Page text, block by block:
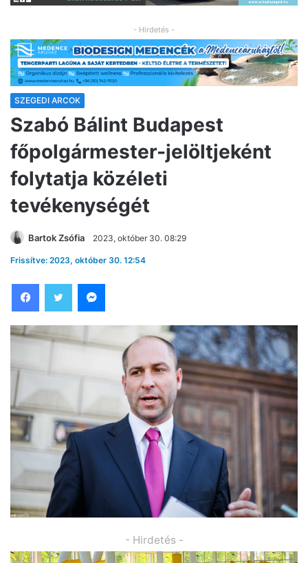
- Hirdetés -
SZEGEDI ARCOK
Szabó Bálint Budapest
főpolgármester-jelöltjeként
folytatja közéleti
tevékenységét
Bartok Zsófia 2023, október 30. 08:29
Frissítve: 2023, október 30. 12:54
- Hirdetés -